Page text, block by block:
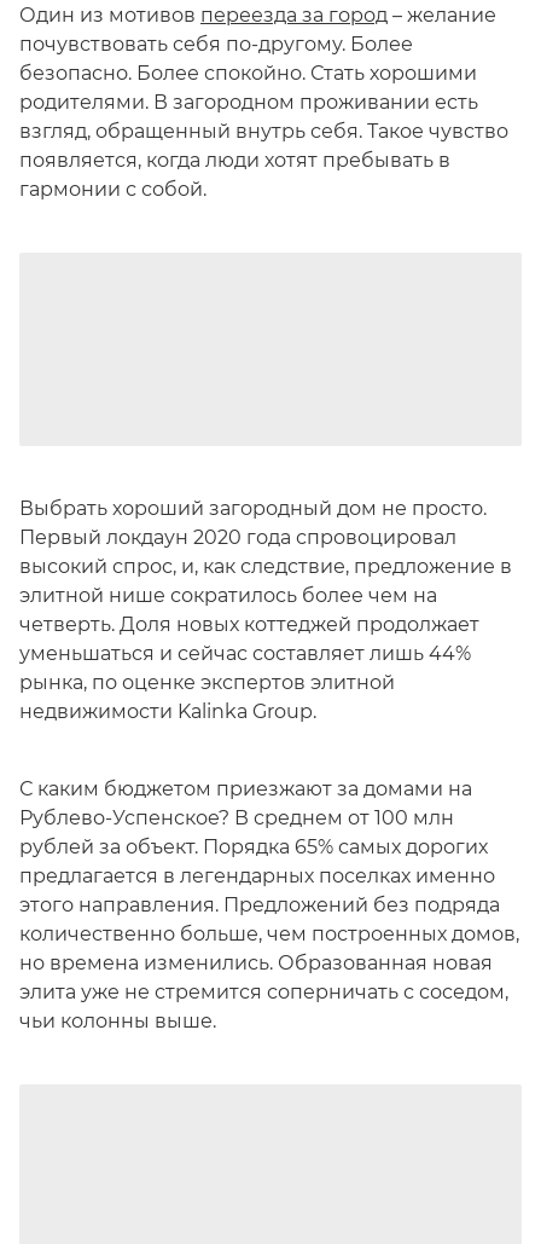
Один из мотивов переезда за город – желание
почувствовать себя по-другому. Более
безопасно. Более спокойно. Стать хорошими
родителями. В загородном проживании есть
взгляд, обращенный внутрь себя. Такое чувство
появляется, когда люди хотят пребывать в
гармонии с собой.
Выбрать хороший загородный дом не просто.
Первый локдаун 2020 года спровоцировал
высокий спрос, и, как следствие, предложение в
элитной нише сократилось более чем на
четверть. Доля новых коттеджей продолжает
уменьшаться и сейчас составляет лишь 44%
рынка, по оценке экспертов элитной
недвижимости Kalinka Group.
С каким бюджетом приезжают за домами на
Рублево-Успенское? В среднем от 100 млн
рублей за объект. Порядка 65% самых дорогих
предлагается в легендарных поселках именно
этого направления. Предложений без подряда
количественно больше, чем построенных домов,
но времена изменились. Образованная новая
элита уже не стремится соперничать с соседом,
чьи колонны выше.